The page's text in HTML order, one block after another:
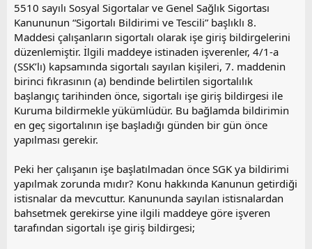
5510 sayılı Sosyal Sigortalar ve Genel Sağlık Sigortası
Kanununun “Sigortalı Bildirimi ve Tescili” başlıklı 8.
Maddesi çalışanların sigortalı olarak işe giriş bildirgelerini
düzenlemiştir. İlgili maddeye istinaden işverenler, 4/1-a
(SSK’lı) kapsamında sigortalı sayılan kişileri, 7. maddenin
birinci fıkrasının (a) bendinde belirtilen sigortalılık
başlangıç tarihinden önce, sigortalı işe giriş bildirgesi ile
Kuruma bildirmekle yükümlüdür. Bu bağlamda bildirimin
en geç sigortalının işe başladığı günden bir gün önce
yapılması gerekir.
Peki her çalışanın işe başlatılmadan önce SGK ya bildirimi
yapılmak zorunda mıdır? Konu hakkında Kanunun getirdiği
istisnalar da mevcuttur. Kanununda sayılan istisnalardan
bahsetmek gerekirse yine ilgili maddeye göre işveren
tarafından sigortalı işe giriş bildirgesi;